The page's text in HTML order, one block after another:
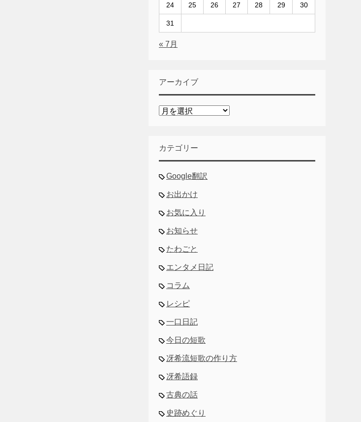
24 25 26 27 28 29 30
31
« 7月
アーカイブ
ア
ブ
カテゴリー
Google翻訳
お出かけ
お気に入り
お知らせ
たわごと
エンタメ日記
コラム
レシピ
一口日記
今日の短歌
冴希流短歌の作り方
冴希語録
古典の話
史跡めぐり